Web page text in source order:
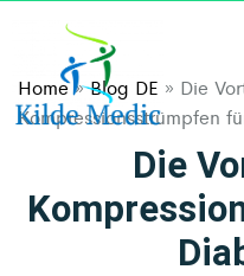
Home»Blog DE » Die
Kompressionsstrümpfen
Die